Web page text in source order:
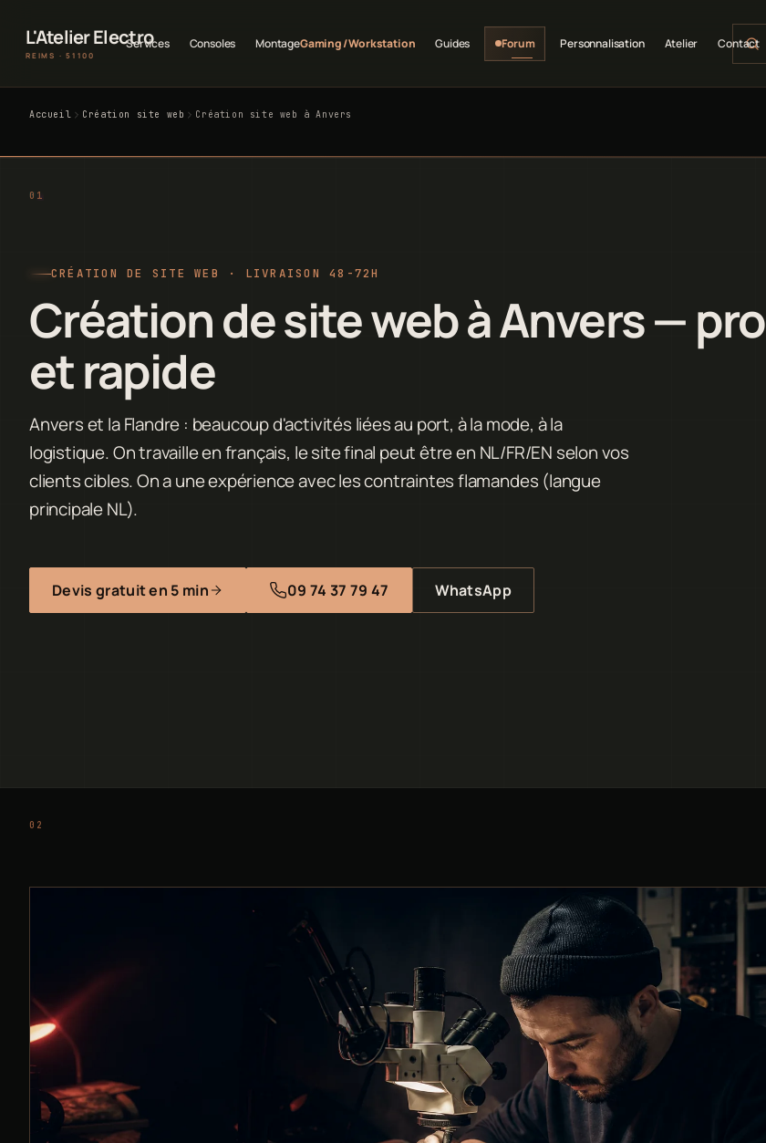
L'Atelier Electro
REIMS · 51100
Services Consoles MontageGaming / Workstation Guides Forum Personnalisation Atelier Contact
Accueil Création site web Création site web à Anvers
CRÉATION DE SITE WEB · LIVRAISON 48-72H
Création de site web à Anvers — pro
et rapide
Anvers et la Flandre : beaucoup d'activités liées au port, à la mode, à la
logistique. On travaille en français, le site final peut être en NL/FR/EN selon vos
clients cibles. On a une expérience avec les contraintes flamandes (langue
principale NL).
Devis gratuit en 5 min 09 74 37 79 47 WhatsApp